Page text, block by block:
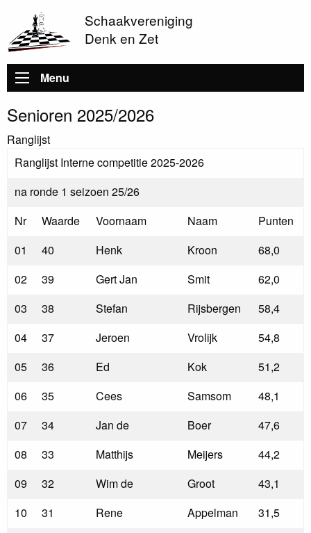
Schaakvereniging
Denk en Zet
Hoofdnavigatie
Menu
Senioren 2025/2026
Ranglijst
Ranglijst Interne competitie 2025-2026
na ronde 1 seizoen 25/26
Nr
Waarde Voornaam Naam
Punten
01
40 Henk Kroon
68,0
02
39 Gert Jan Smit
62,0
03
38 Stefan Rijsbergen
58,4
04
37 Jeroen Vrolijk
54,8
05
36 Ed Kok
51,2
06
35 Cees Samsom
48,1
07
34 Jan de Boer
47,6
08
33 Matthijs Meijers
44,2
09
32 Wim de Groot
43,1
10
31 Rene Appelman
31,5